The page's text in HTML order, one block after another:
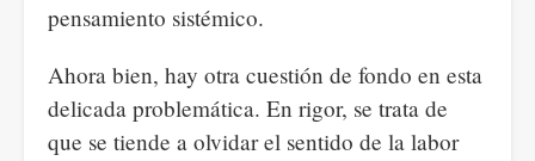
pensamiento sistémico.
Ahora bien, hay otra cuestión de fondo en esta
delicada problemática. En rigor, se trata de
que se tiende a olvidar el sentido de la labor